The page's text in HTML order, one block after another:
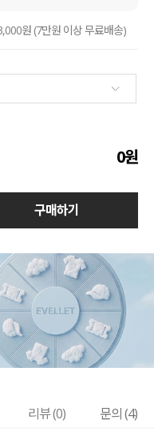
원 (7만원 이상 무료배송)
0원
구매하기
리뷰 (0) 문의 (4)